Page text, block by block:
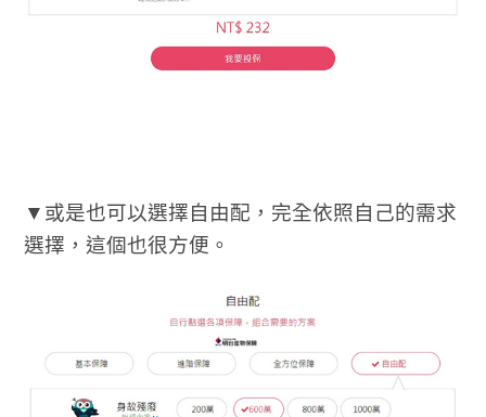
▼或是也可以選擇自由配，完全依照自己的需求
選擇，這個也很方便。